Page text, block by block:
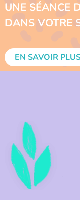
UNE SÉANCE
DANS VOTRE
EN SAVOIR